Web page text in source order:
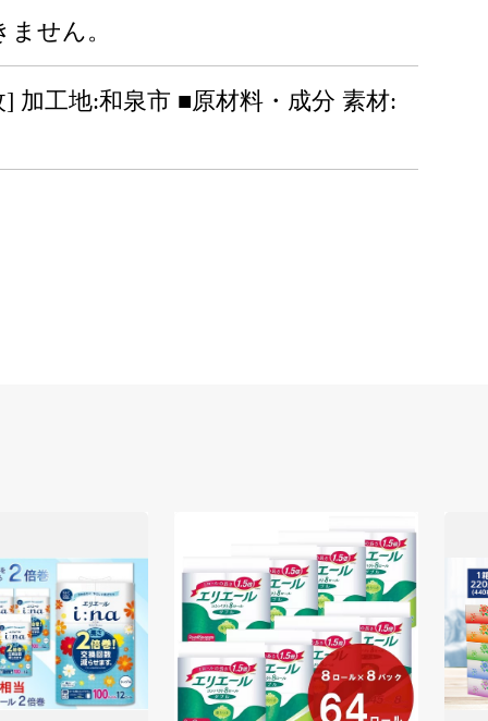
せん。
加工地:和泉市 ■原材料・成分 素材: